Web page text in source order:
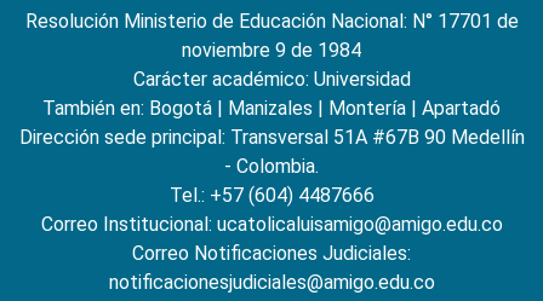
Resolución Ministerio de Educación Nacional: N° 17701 de
noviembre 9 de 1984
Carácter académico: Universidad
También en: Bogotá | Manizales | Montería | Apartadó
Dirección sede principal: Transversal 51A #67B 90 Medellín
- Colombia.
Tel.: +57 (604) 4487666
Correo Institucional: ucatolicaluisamigo@amigo.edu.co
Correo Notificaciones Judiciales:
notificacionesjudiciales@amigo.edu.co